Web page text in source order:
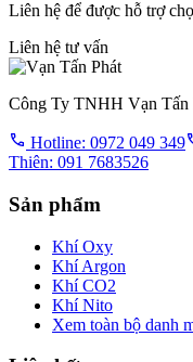
Liên hệ để được hỗ trợ
Liên hệ tư vấn
Công Ty TNHH Vạn Tấn
Hotline: 0972 049 349
Thiên: 091 7683526
Sản phẩm
Khí Oxy
Khí Argon
Khí CO2
Khí Nito
Xem toàn bộ danh